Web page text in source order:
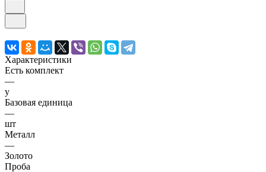
Характеристики
Есть комплект
—
y
Базовая единица
—
шт
Металл
—
Золото
Проба